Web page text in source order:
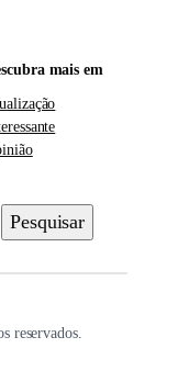
mais em
Pesquisar
reservados.